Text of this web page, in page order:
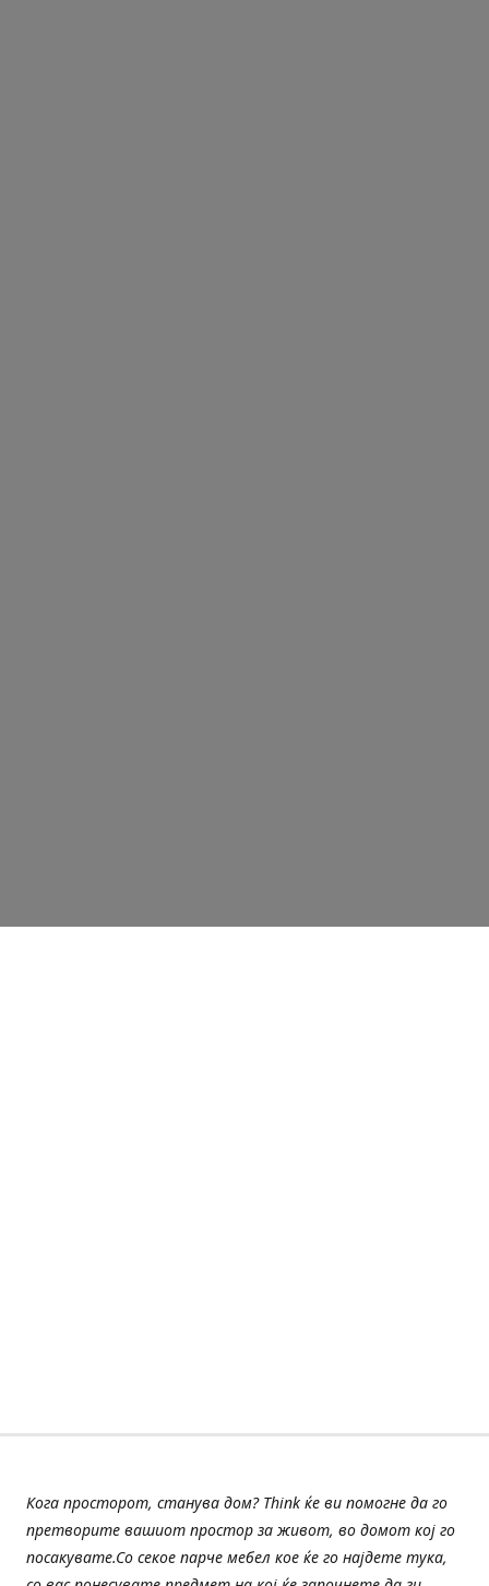
Кога просторот, станува дом? Think ќе ви помогне да го
претворите вашиот простор за живот, во домот кој го
посакувате.Со секое парче мебел кое ќе го најдете тука,